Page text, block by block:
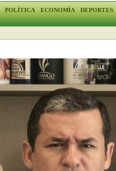
POLÍTICA ECONOMÍA DEPORTES